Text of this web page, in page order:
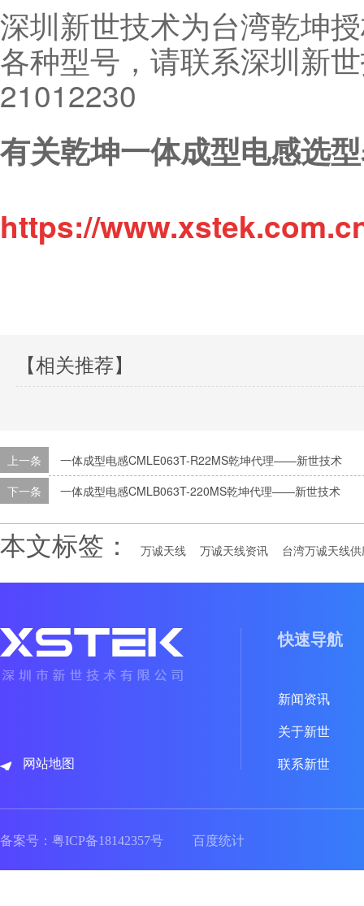
深圳新世技术为台湾乾坤
各种型号，请联系深圳新
21012230
有关乾坤一体成型电感选
https://
【相关推荐】
上一条
一体成型电感CMLE063T-R22MS乾坤代理——新世技术
下一条
一体成型电感CMLB063T-220MS乾坤代理——新世技术
本文标签： 万诚天线 万诚天线资讯 台湾万诚天线
网站地图
快速导航
新闻资讯
关于新世
联系新世
备案号： 粤ICP备18142357号 百度统计